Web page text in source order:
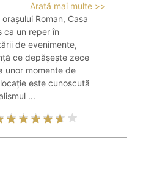
Arată mai multe >>
Roman, Casa
ca un reper în
de evenimente,
ce depășește zece
unor momente de
este cunoscută
...